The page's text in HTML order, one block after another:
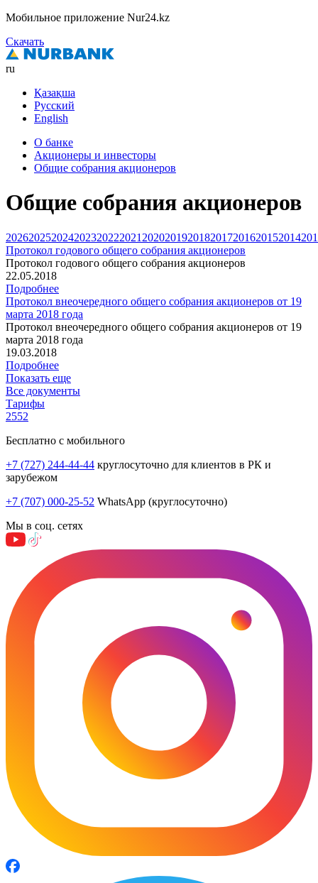
Мобильное приложение Nur24.kz
Скачать
ru
Қазақша
Русский
English
О банке
Акционеры и инвесторы
Общие собрания акционеров
Общие собрания акционеров
202620252024202320222021 2020201920182017201620152014
Протокол годового общего собрания акционеров
Протокол годового общего собрания акционеров
22.05.2018
Подробнее
Протокол внеочередного общего собрания акционеров от 19
марта 2018 года
Протокол внеочередного общего собрания акционеров от 19
марта 2018 года
19.03.2018
Подробнее
Показать еще
Все документы
Тарифы
2552
Бесплатно с мобильного
+7 (727) 244-44-44 круглосуточно для клиентов в РК и
зарубежом
+7 (707) 000-25-52 WhatsApp (круглосуточно)
Мы в соц. сетях